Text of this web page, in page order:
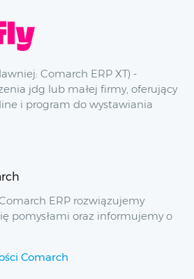
Comarch ERP XT) -
jdg lub małej firmy, oferujący
i program do wystawiania
ERP rozwiązujemy
pomysłami oraz informujemy o
Comarch